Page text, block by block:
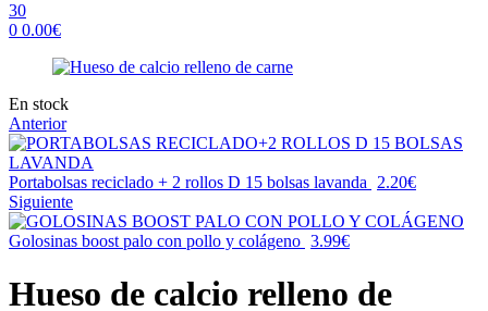
30
0 0.00€
Availability:
En stock
Anterior
Portabolsas reciclado + 2 rollos D 15 bolsas lavanda 2.20€
Siguiente
Golosinas boost palo con pollo y colágeno 3.99€
Hueso de calcio relleno de